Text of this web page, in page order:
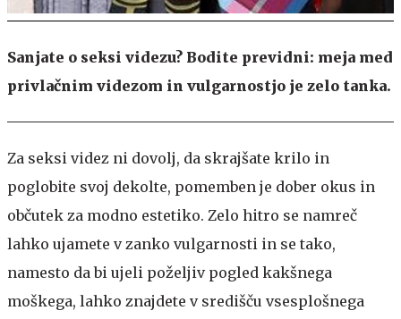
Sanjate o seksi videzu? Bodite previdni: meja med
privlačnim videzom in vulgarnostjo je zelo tanka.
Za seksi videz ni dovolj, da skrajšate krilo in
poglobite svoj dekolte, pomemben je dober okus in
občutek za modno estetiko. Zelo hitro se namreč
lahko ujamete v zanko vulgarnosti in se tako,
namesto da bi ujeli poželjiv pogled kakšnega
moškega, lahko znajdete v središču vsesplošnega